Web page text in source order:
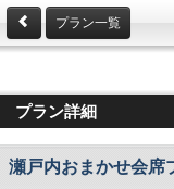
プラン一覧
プラン詳細
瀬戸内おまかせ会席